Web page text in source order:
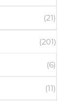
(21)
(201)
(6)
(11)